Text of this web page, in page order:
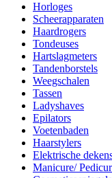
Horloges
Scheerapparaten
Haardrogers
Tondeuses
Hartslagmeters
Tandenborstels
Weegschalen
Tassen
Ladyshaves
Epilators
Voetenbaden
Haarstylers
Elektrische
Manicure/